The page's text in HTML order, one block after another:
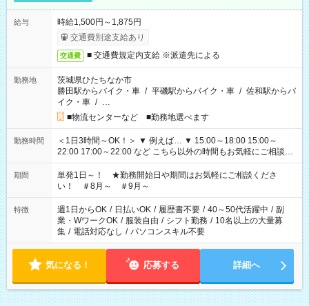
給与
時給1,500円～1,875円
交通費別途支給あり
交通費 ■ 交通費規定内支給 ※派遣先による
勤務地
茨城県ひたちなか市
勝田駅からバイク・車 / 平磯駅からバイク・車 / 佐和駅からバ
イク・車 / …
■物流センターなど ■勤務地選べます
勤務時間
＜1日3時間～OK！＞ ▼ 例えば… ▼ 15:00～18:00 15:00～
22:00 17:00～22:00 など こちら以外の時間もお気軽にご相談く
ださい！
期間
単発1日～！ ★勤務開始日や期間はお気軽にご相談くださ
い！ ＃8月～ ＃9月～
特徴 週1日からOK / 日払いOK / 履歴書不要 / 40～50代活躍中 / 副
業・WワークOK / 服装自由 / シフト勤務 / 10名以上の大量募
集 / 電話対応なし / パソコンスキル不要
気になる！ 応募する 詳細へ